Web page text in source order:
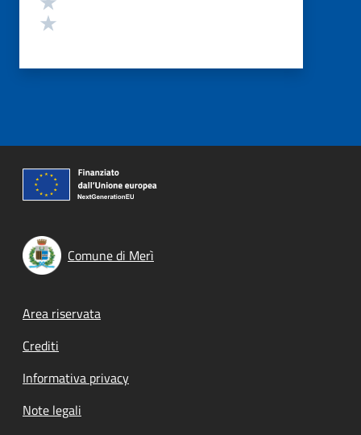
Comune di Merì
Footer menu
Area riservata
Crediti
Informativa privacy
Note legali